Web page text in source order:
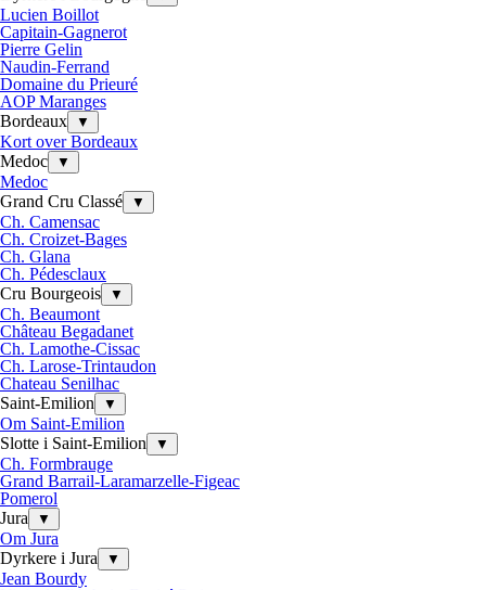
Lucien Boillot
Capitain-Gagnerot
Pierre Gelin
Naudin-Ferrand
Domaine du Prieuré
AOP Maranges
Bordeaux
▼
Kort over Bordeaux
Medoc
▼
Medoc
Grand Cru Classé
▼
Ch. Camensac
Ch. Croizet-Bages
Ch. Glana
Ch. Pédesclaux
Cru Bourgeois
▼
Ch. Beaumont
Château Begadanet
Ch. Lamothe-Cissac
Ch. Larose-Trintaudon
Chateau Senilhac
Saint-Emilion
▼
Om Saint-Emilion
Slotte i Saint-Emilion
▼
Ch. Formbrauge
Grand Barrail-Laramarzelle-Figeac
Pomerol
Jura
▼
Om Jura
Dyrkere i Jura
▼
Jean Bourdy